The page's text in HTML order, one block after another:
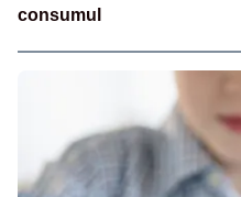
consumul